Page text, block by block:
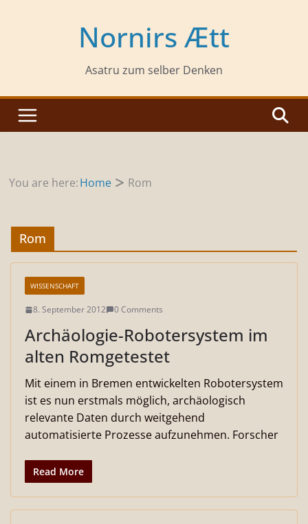
Nornirs Ætt
Asatru zum selber Denken
You are here:Home Rom
Rom
WISSENSCHAFT
8. September 2012 0 Comments
Archäologie-Robotersystem im
alten Romgetestet
Mit einem in Bremen entwickelten Robotersystem
ist es nun erstmals möglich, archäologisch
relevante Daten durch weitgehend
automatisierte Prozesse aufzunehmen. Forscher
Read More